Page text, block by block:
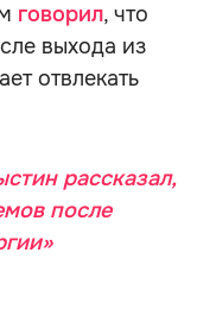
говорил, что
выхода из
отвлекать
рассказал,
после